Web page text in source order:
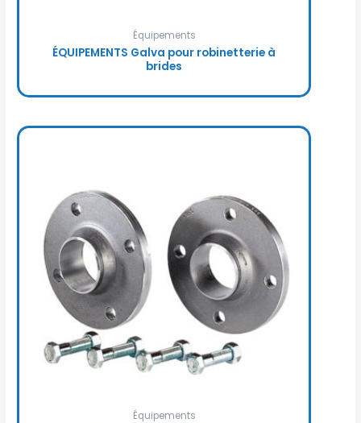
Équipements
ÉQUIPEMENTS Galva pour robinetterie à
brides
Équipements